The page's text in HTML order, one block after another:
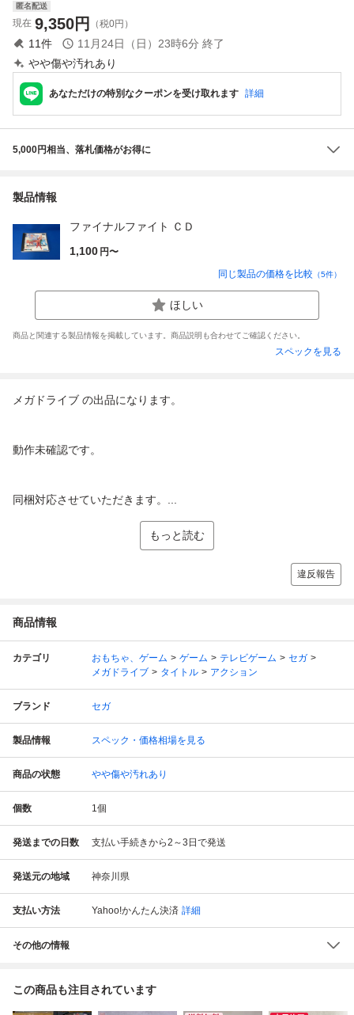
匿名配送
現在 9,350円 （税0円）
11件 11月24日（日）23時6分 終了
やや傷や汚れあり
あなただけの特別なクーポンを受け取れます 詳細
5,000円相当、落札価格がお得に
製品情報
ファイナルファイト ＣＤ
1,100 円〜
同じ製品の価格を比較 （5件）
ほしい
商品と関連する製品情報を掲載しています。商品説明も合わせてご確認ください。
スペックを見る
メガドライブ の出品になります。
動作未確認です。
同梱対応させていただきます。...
もっと読む
違反報告
商品情報
カテゴリ おもちゃ、ゲーム ゲーム テレビゲーム
セガ
メガドライブ
タイトル アクション
ブランド セガ
製品情報 スペック・価格相場を見る
商品の状態 やや傷や汚れあり
個数 1個
発送までの日数 支払い手続きから2～3日で発送
発送元の地域 神奈川県
支払い方法 Yahoo!かんたん決済 詳細
その他の情報
この商品も注目されています